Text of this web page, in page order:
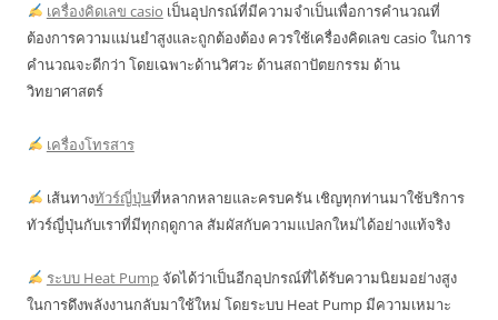
เครื่องคิดเลข casio เป็นอุปกรณ์ที่มีความจำเป็นเพื่อการคำนวณที่
ต้องการความแม่นยำสูงและถูกต้องต้อง ควรใช้เครื่องคิดเลข casio ในการ
คำนวณจะดีกว่า โดยเฉพาะด้านวิศวะ ด้านสถาปัตยกรรม ด้าน
วิทยาศาสตร์
เครื่องโทรสาร
เส้นทางทัวร์ญี่ปุ่นที่หลากหลายและครบครัน เชิญทุกท่านมาใช้บริการ
ทัวร์ญี่ปุ่นกับเราที่มีทุกฤดูกาล สัมผัสกับความแปลกใหม่ได้อย่างแท้จริง
ระบบ Heat Pumpจัดได้ว่าเป็นอีกอุปกรณ์ที่ได้รับความนิยมอย่างสูง
ในการดึงพลังงานกลับมาใช้ใหม่ โดยระบบ Heat Pump มีความเหมาะ